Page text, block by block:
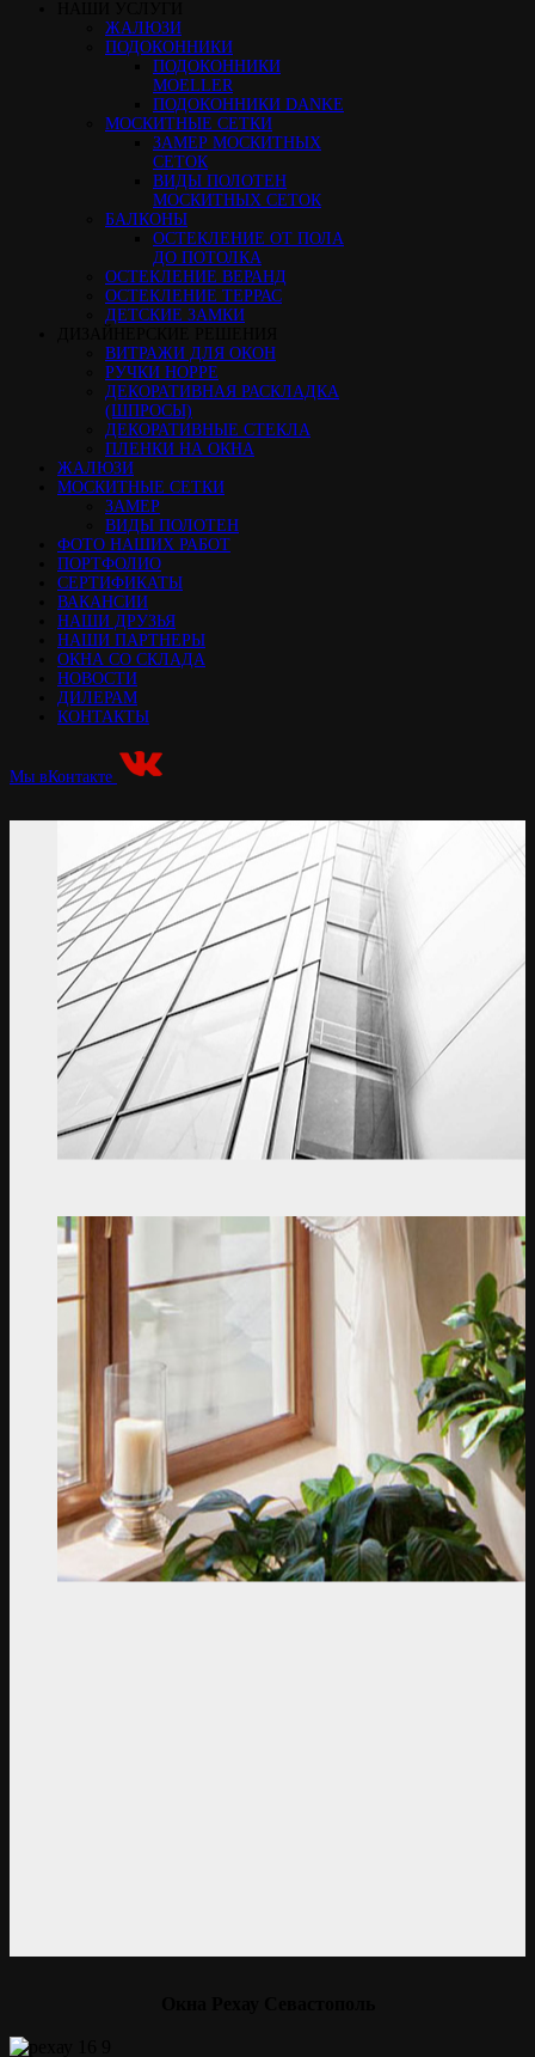
ЖАЛЮЗИ
ПОДОКОННИКИ
ПОДОКОННИКИ
MOELLER
ПОДОКОННИКИ DANKE
МОСКИТНЫЕ СЕТКИ
ЗАМЕР МОСКИТНЫХ
СЕТОК
ВИДЫ ПОЛОТЕН
МОСКИТНЫХ СЕТОК
БАЛКОНЫ
ОСТЕКЛЕНИЕ ОТ ПОЛА
ДО ПОТОЛКА
ОСТЕКЛЕНИЕ ВЕРАНД
ОСТЕКЛЕНИЕ ТЕРРАС
ДЕТСКИЕ ЗАМКИ
ВИТРАЖИ ДЛЯ ОКОН
РУЧКИ HOPPE
ДЕКОРАТИВНАЯ РАСКЛАДКА
(ШПРОСЫ)
ДЕКОРАТИВНЫЕ СТЕКЛА
ПЛЕНКИ НА ОКНА
ЖАЛЮЗИ
МОСКИТНЫЕ СЕТКИ
ЗАМЕР
ВИДЫ ПОЛОТЕН
ФОТО НАШИХ РАБОТ
ПОРТФОЛИО
СЕРТИФИКАТЫ
ВАКАНСИИ
НАШИ ДРУЗЬЯ
НАШИ ПАРТНЕРЫ
ОКНА СО СКЛАДА
НОВОСТИ
ДИЛЕРАМ
КОНТАКТЫ
Мы вКонтакте